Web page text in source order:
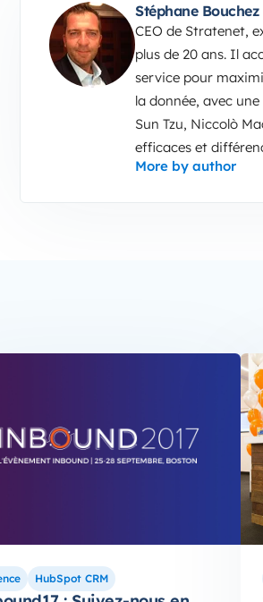
Stéphane Bouchez
CEO de Stratenet,
plus de 20 ans. Il
service pour
la donnée, avec
Sun Tzu, Niccolò
efficaces et
More by author
HubSpot CRM